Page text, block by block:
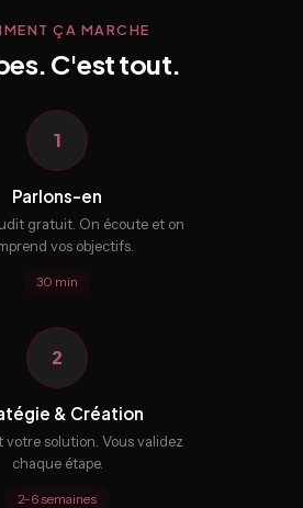
ÇA MARCHE
C'est tout.
1
Parlons-en
gratuit. On écoute et on
vos objectifs.
30 min
2
& Création
votre solution. Vous validez
chaque étape.
2–6 semaines